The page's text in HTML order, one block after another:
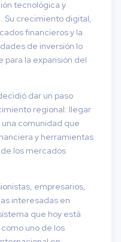
tecnológica y
Su crecimiento digital,
financieros y la
de inversión lo
para la expansión del
dar un paso
regional: llegar
una comunidad que
y herramientas
los mercados
empresarios,
interesadas en
que hoy está
uno de los